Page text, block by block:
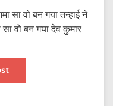
वो बन गया तन्हाई ने
वो बन गया देव कुमार
चली
फिर…….